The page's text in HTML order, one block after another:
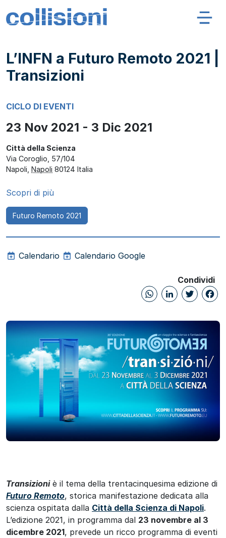
Salta al contenuto
Navigazione principale
L’INFN a Futuro Remoto 2021 |
Transizioni
CICLO DI EVENTI
23 Nov 2021 - 3 Dic 2021
Città della Scienza
Via Coroglio, 57/104
Napoli Napoli 80124 Italia
Scopri di più
Futuro Remoto 2021
Calendario Calendario Google
Condividi
Transizioniè il tema della trentacinquesima edizione di
Futuro Remoto, storica manifestazione dedicata alla
scienza ospitata dalla Città della Scienza di Napoli.
L’edizione 2021, in programma dal 23 novembre al 3
dicembre 2021, prevede un ricco programma di eventi